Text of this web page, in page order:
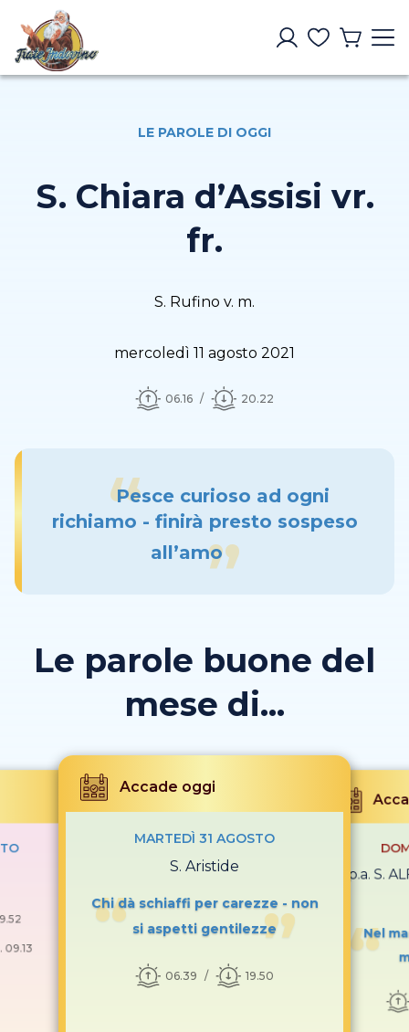
LE PAROLE DI OGGI
S. Chiara d’Assisi vr.
fr.
S. Rufino v. m.
mercoledì 11 agosto 2021
06.16 20.22
Pesce curioso ad ogni
richiamo - finirà presto sospeso
all’amo
Le parole buone del
mese di...
09.13
Accade oggi
MARTEDÌ 31 AGOSTO
S. Aristide
Chi dà schiaffi per carezze - non
si aspetti gentilezze
06.39 19.50
18ª p.a. S.
Nel